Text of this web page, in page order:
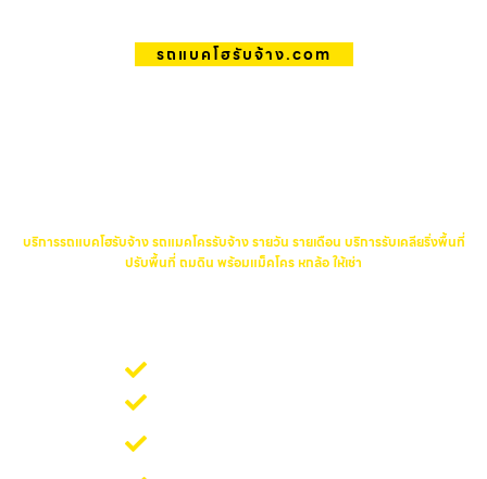
รถแบคโฮรับจ้าง.com
บริการรถแบคโฮรับจ้าง รถแมคโครรับจ้าง รายวัน รายเดือน บริการรับเคลียริ่งพื้นที่
ปรับพื้นที่ ถมดิน พร้อมแม็คโคร หกล้อ ให้เช่า